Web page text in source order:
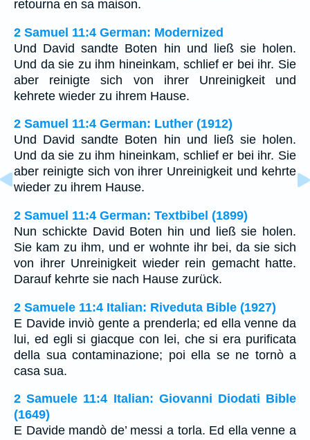
retourna en sa maison.
2 Samuel 11:4 German: Modernized
Und David sandte Boten hin und ließ sie holen.
Und da sie zu ihm hineinkam, schlief er bei ihr. Sie
aber reinigte sich von ihrer Unreinigkeit und
kehrete wieder zu ihrem Hause.
2 Samuel 11:4 German: Luther (1912)
Und David sandte Boten hin und ließ sie holen.
Und da sie zu ihm hineinkam, schlief er bei ihr. Sie
aber reinigte sich von ihrer Unreinigkeit und kehrte
wieder zu ihrem Hause.
2 Samuel 11:4 German: Textbibel (1899)
Nun schickte David Boten hin und ließ sie holen.
Sie kam zu ihm, und er wohnte ihr bei, da sie sich
von ihrer Unreinigkeit wieder rein gemacht hatte.
Darauf kehrte sie nach Hause zurück.
2 Samuele 11:4 Italian: Riveduta Bible (1927)
E Davide inviò gente a prenderla; ed ella venne da
lui, ed egli si giacque con lei, che si era purificata
della sua contaminazione; poi ella se ne tornò a
casa sua.
2 Samuele 11:4 Italian: Giovanni Diodati Bible
(1649)
E Davide mandò de’ messi a torla. Ed ella venne a